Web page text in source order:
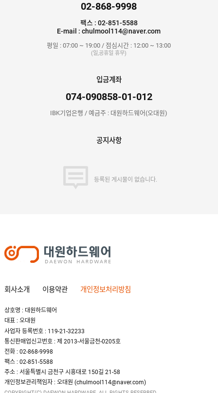
02-868-9998
팩스 : 02-851-5588
E-mail : chulmool114@naver.com
평일 : 07:00 ~ 19:00 / 점심시간 : 12:00 ~ 13:00
(일,공휴일 휴무)
입금계좌
074-090858-01-012
IBK기업은행 / 예금주 : 대원하드웨어(오대원)
공지사항
등록된 게시물이 없습니다.
회사소개 이용약관 개인정보처리방침
상호명 : 대원하드웨어
대표 : 오대원
사업자 등록번호 : 119-21-32233
통신판매업신고번호 : 제 2013-서울금천-0205호
전화 : 02-868-9998
팩스 : 02-851-5588
주소 : 서울특별시 금천구 시흥대로 150길 21-58
개인정보관리책임자 : 오대원 (chulmool114@naver.com)